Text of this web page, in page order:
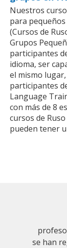
Nuestros
para
(Cursos de
Grupos
participantes
idioma, ser
el mismo
participantes
Language
con más de 8
cursos de
pueden tener
se han